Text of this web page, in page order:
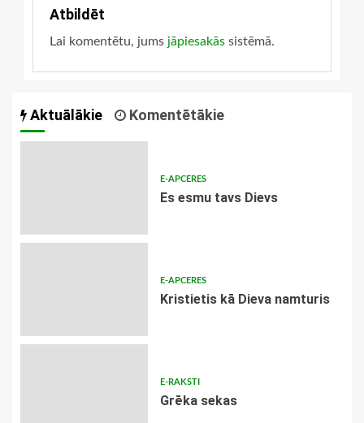
Atbildēt
Lai komentētu, jums jāpiesakās sistēmā.
Aktuālākie Komentētākie
E-APCERES
Es esmu tavs Dievs
E-APCERES
Kristietis kā Dieva namturis
E-RAKSTI
Grēka sekas